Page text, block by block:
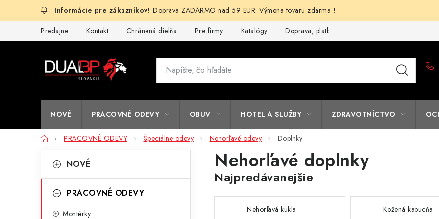
Doprava ZADARMO nad 59 EUR. Výmena tovaru zdarma !
Predajne Kontakt Chránená dielňa Pre firmy Katalógy Doprava, platba a zľavy
NOVÉ PRACOVNÉ ODEVY OBUV HOTEL A SLUŽBY ZDRAVOTNÍCTVO
DomovPRACOVNÉ ODEVY Špeciálne odevy Nehorľavé odevy Doplnky
okategórie
a
NOVÉ
PRACOVNÉ ODEVY
Montérky
Nehorľavé doplnky
Najpredávanejšie
Nehorľavá kukla Kožená kapucňa